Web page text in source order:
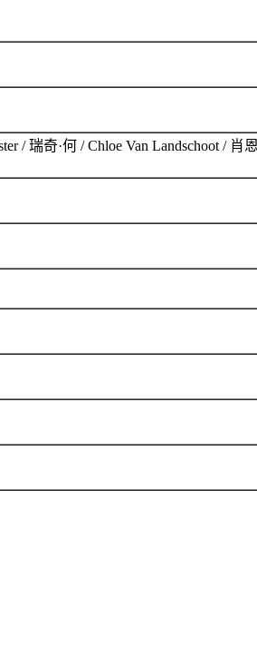
/ 瑞奇·何 / Chloe Van Landschoot / 肖